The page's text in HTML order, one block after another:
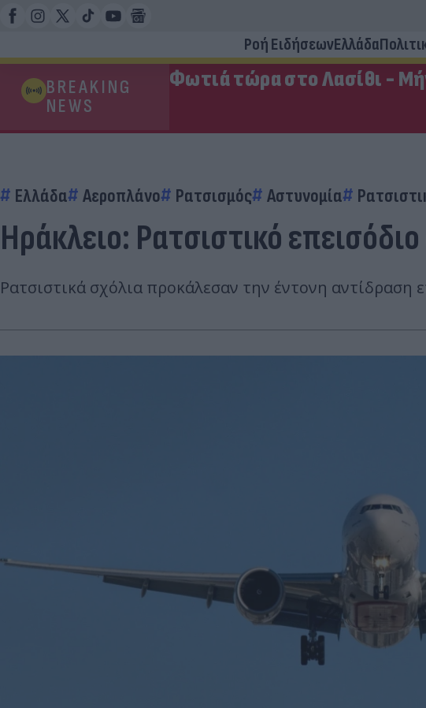
Ροή ΕιδήσεωνΕλλάδα
BREAKING
NEWS
Φωτιά τώρα στο Λασίθι -
Ελλάδα Αεροπλάνο Ρατσισμός Αστυνομία
Ηράκλειο: Ρατσιστικό
Ρατσιστικά σχόλια προκάλεσαν την έντονη